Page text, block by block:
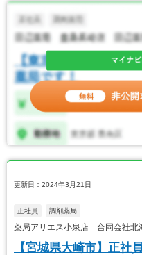
更新日：2024年3月21日
正社員 調剤薬局
薬局アリエス小泉店 合同会社北
【宮城県大崎市】正社